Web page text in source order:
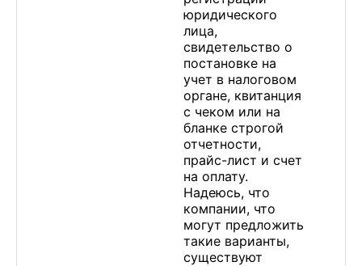
юридического
лица,
свидетельство о
постановке на
учет в налоговом
органе, квитанция
с чеком или на
бланке строгой
отчетности,
прайс-лист и счет
на оплату.
Надеюсь, что
компании, что
могут предложить
такие варианты,
существуют